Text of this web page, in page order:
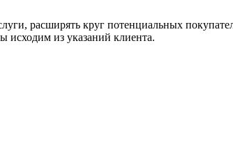
расширять круг потенциальных
из указаний клиента.